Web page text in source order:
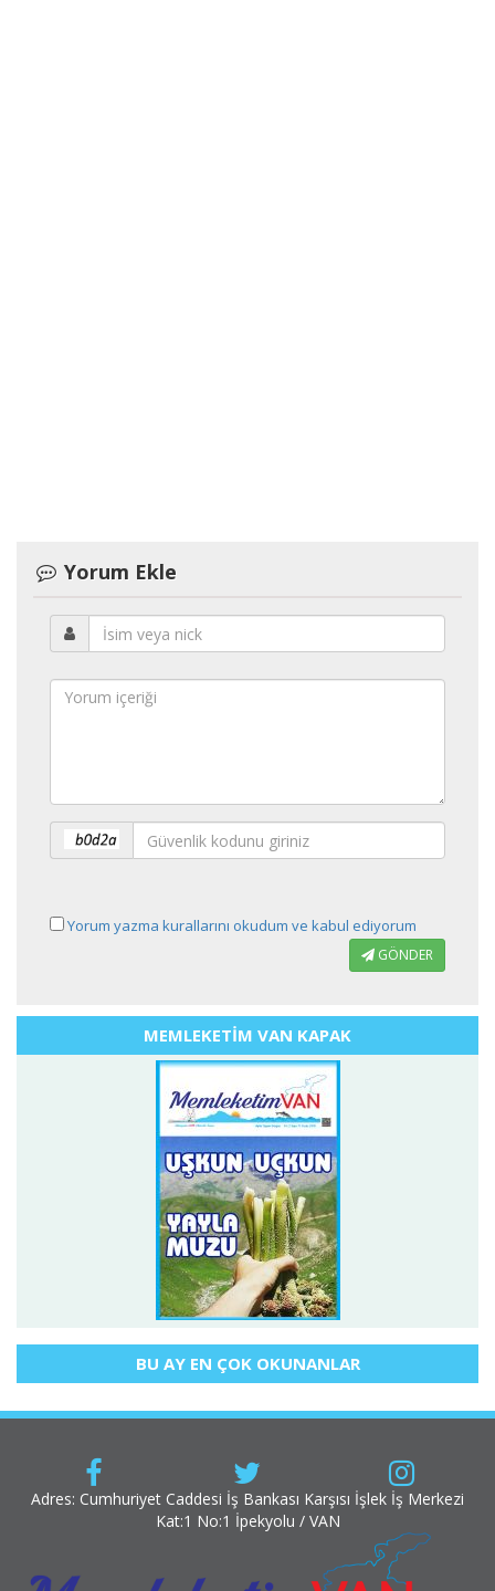
Yorum Ekle
Yorum yazma kurallarını okudum ve kabul ediyorum
GÖNDER
MEMLEKETİM VAN KAPAK
BU AY EN ÇOK OKUNANLAR
Adres: Cumhuriyet Caddesi İş Bankası Karşısı İşlek İş Merkezi
Kat:1 No:1 İpekyolu / VAN